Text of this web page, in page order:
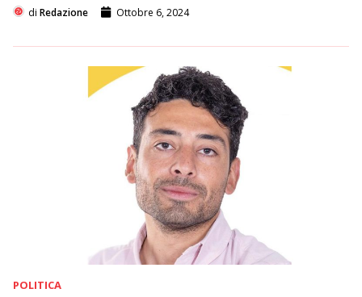
di Redazione Ottobre 6, 2024
POLITICA